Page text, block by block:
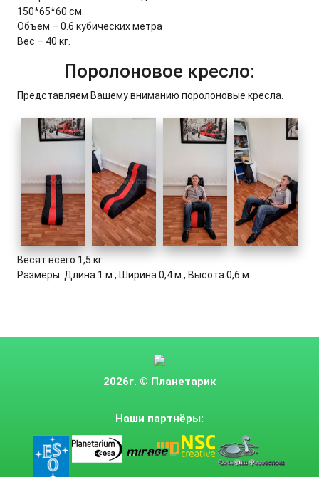
150*65*60 см.
Объем – 0.6 кубических метра
Вес – 40 кг.
Поролоновое кресло:
Представляем Вашему вниманию поролоновые кресла.
Весят всего 1,5 кг.
Размеры: Длина 1 м., Ширина 0,4 м., Высота 0,6 м.
2026г. © Планетарик
Наши партнёры: